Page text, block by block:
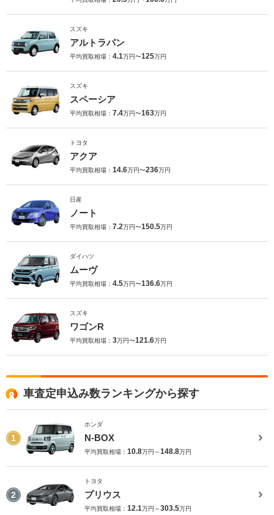
スズキ
アルトラパン
平均買取相場： 4.1万円〜125万円
スズキ
スペーシア
平均買取相場： 7.4万円〜163万円
トヨタ
アクア
平均買取相場： 14.6万円〜236万円
日産
ノート
平均買取相場： 7.2万円〜150.5万円
ダイハツ
ムーヴ
平均買取相場： 4.5万円〜136.6万円
スズキ
ワゴンR
平均買取相場： 3万円〜121.6万円
車査定申込み数ランキングから探す
1
ホンダ
N-BOX
平均買取相場： 10.8万円～148.8万円
2
トヨタ
プリウス
平均買取相場： 12.1万円～303.5万円